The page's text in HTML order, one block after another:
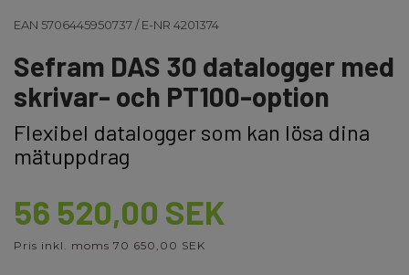
EAN 5706445950737/E-NR 4201374
Sefram DAS 30 datalogger med
skrivar- och PT100-option
Flexibel datalogger som kan lösa dina
mätuppdrag
56 520,00 SEK
Pris inkl. moms 70 650,00 SEK